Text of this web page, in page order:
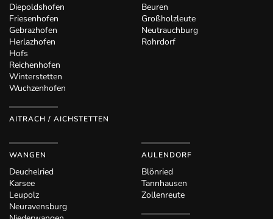
Diepoldshofen
Friesenhofen
Gebrazhofen
Herlazhofen
Hofs
Reichenhofen
Winterstetten
Wuchzenhofen
AITRACH / AICHSTETTEN
Beuren
Großholzleute
Neutrauchburg
Rohrdorf
WANGEN
Deuchelried
Karsee
Leupolz
Neuravensburg
AULENDORF
Blönried
Tannhausen
Zollenreute